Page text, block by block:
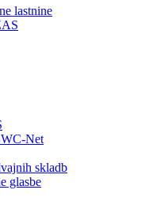
lastnine
Net
skladb
glasbe